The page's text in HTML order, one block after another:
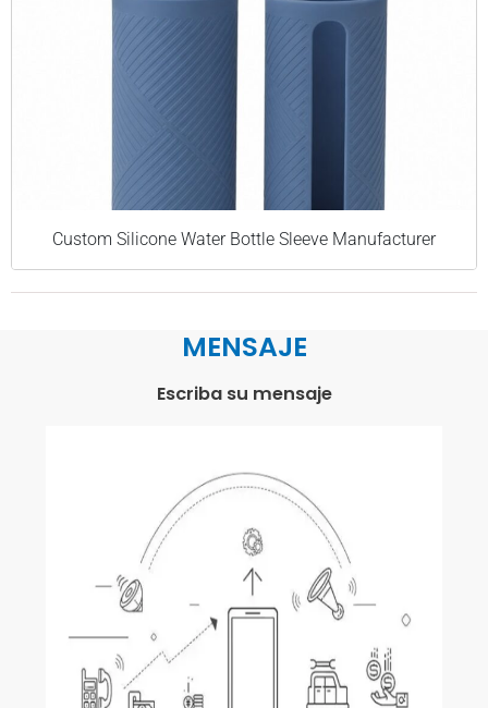
Custom Silicone Water Bottle Sleeve Manufacturer
MENSAJE
Escriba su mensaje